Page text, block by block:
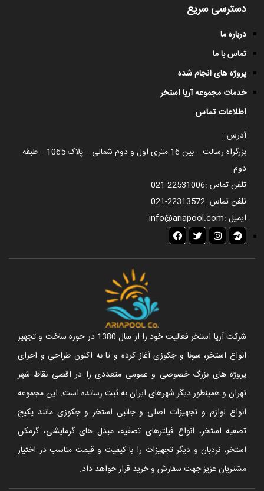
دسترسی سریع
درباره ما
تماس با ما
پروژه های انجام شده
خدمات مجموعه آریا استخر
اطلاعات تماس
آدرس :
بزرگراه رسالت – بین 16 متری اول و دوم شمالی – پلاک 1065 – طبقه
دوم
تلفن تماس :021-22531006
تلفن تماس :021-22313572
ایمیل :info@ariapool.com
شرکت آریا استخر فعالیت خود را از سال 1380 در حوزه ساخت و تجهیز
انواع استخر، سونا و جکوزی آغاز کرده و تا به اکنون طراحی و اجرای
پروژه های بزرگ خصوصی و عمومی متعددی را در اقصی نقاط شهر
تهران و همینطور دیگر شهرهای ایران به ثبت رسانده است. این مجموعه
انواع لوازم و تجهیزات اصلی و جانبی استخر و جکوزی مانند پکیج
تصفیه استخر، انواع فیلترهای تصفیه، مبدل های گرمایشی، گرمکن
استخر، نردبان و دیگر تجهیزات را با کیفیت و قیمت مناسب در اختیار
مشتریان عزیز جهت سفارش و خرید قرار خواهد داد.